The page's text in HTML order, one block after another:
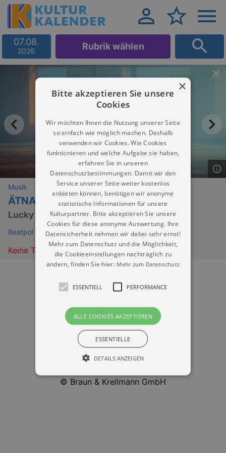
07.08.
2026 Rubrik wählen
Musik
ÄTNA (D)
Lucky Dancer Tour 2024
Beatpol Dresden
Keine Termine
Datenschutz
Impressum
© Braun & Krellmann GmbH
×
Bitte akzeptieren Sie unsere
Cookies
Wir möchten Ihnen die Nutzung unserer Seite
so einfach wie möglich machen. Deshalb
verwenden wir Cookies. Wie Cookies
funktionieren und welche Aufgabe sie haben,
erfahren Sie in unseren
Datenschutzbestimmungen. Damit wir den
Service unserer Seite weiter kostenlos
anbieten können, benötigen wir anonyme
statistische Informationen für unsere
Kulturpartner. Bitte akzeptieren Sie unsere
Cookies für diese anonyme Auswertung. Ihre
Datensicherheit nehmen wir dabei sehr ernst!
Mehr zum Datenschutz und die Möglichkeit,
die Cookieeinstellungen nachträglich zu
ändern, finden Sie hier: Mehr zum Datenschutz
ESSENTIELL PERFORMANCE
ALLE COOKIES AKZEPTIEREN
ESSENTIELLE
DETAILS ANZEIGEN